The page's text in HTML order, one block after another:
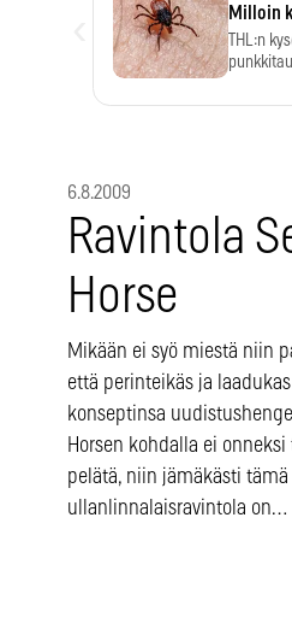
Milloin
THL:n
6.8.2009
Ravintola
Horse
Mikään ei syö miestä niin
että perinteikäs ja
konseptinsa
Horsen kohdalla ei
pelätä, niin jämäkästi tämä
ullanlinnalaisravintola on…